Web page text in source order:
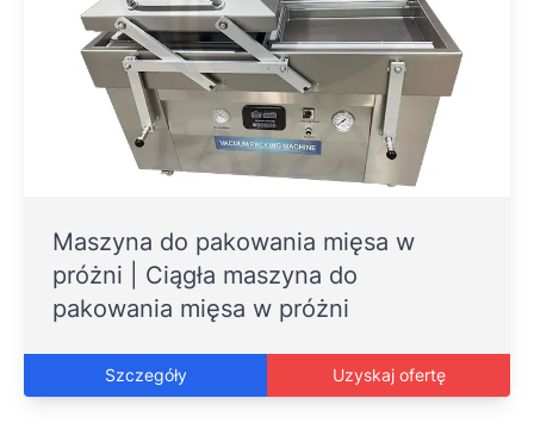
Maszyna do pakowania mięsa w
próżni | Ciągła maszyna do
pakowania mięsa w próżni
Szczegóły Uzyskaj ofertę